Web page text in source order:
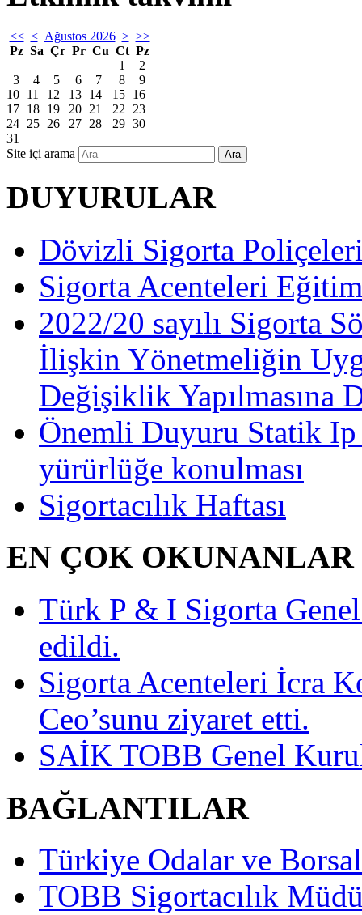
<< < Ağustos 2026 > >>
Pz Sa Çr Pr Cu Ct Pz
1
2
3
4 5 6 7 8
9
10 11 12 13 14 15 16
17 18 19 20 21 22
23
24 25 26 27 28 29 30
31
Site içi arama
Ara
DUYURULAR
Dövizli Sigorta
Sigorta Acenteleri
2022/20 sayılı Sigorta
İlişkin Yönetmeliğin
Değişiklik Yapılmasına
Önemli Duyuru Statik Ip
yürürlüğe konulması
Sigortacılık Haftası
EN ÇOK OKUNANLAR
Türk P & I Sigorta
edildi.
Sigorta Acenteleri İcra
Ceo’sunu ziyaret etti.
SAİK TOBB Genel
BAĞLANTILAR
Türkiye Odalar ve
TOBB Sigortacılık